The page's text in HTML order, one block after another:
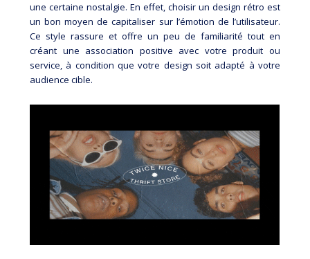
une certaine nostalgie. En effet, choisir un design rétro est
un bon moyen de capitaliser sur l’émotion de l’utilisateur.
Ce style rassure et offre un peu de familiarité tout en
créant une association positive avec votre produit ou
service, à condition que votre design soit adapté à votre
audience cible.